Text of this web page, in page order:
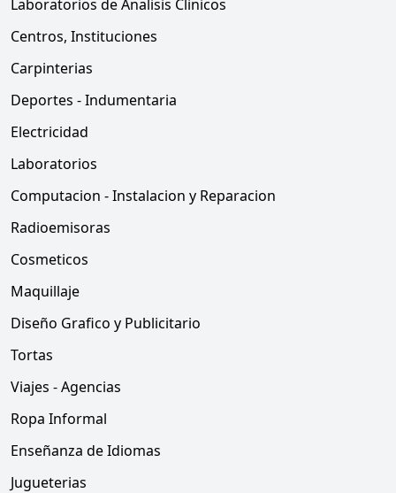
Laboratorios de Analisis Clinicos
Centros, Instituciones
Carpinterias
Deportes - Indumentaria
Electricidad
Laboratorios
Computacion - Instalacion y Reparacion
Radioemisoras
Cosmeticos
Maquillaje
Diseño Grafico y Publicitario
Tortas
Viajes - Agencias
Ropa Informal
Enseñanza de Idiomas
Jugueterias